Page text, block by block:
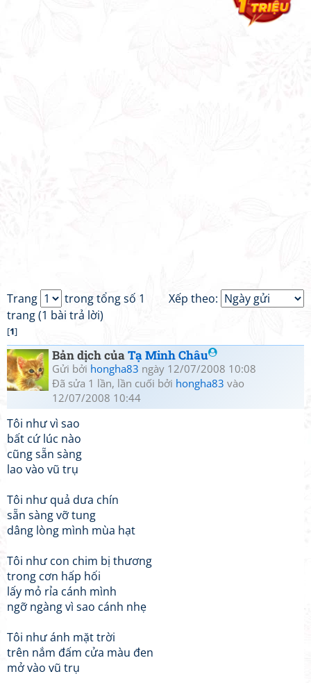
Xếp theo:
Trang
trong tổng số 1
trang (1 bài trả lời)
[1]
Bản dịch củaTạ Minh Châu
Gửi bởi hongha83 ngày 12/07/2008 10:08
Đã sửa 1 lần, lần cuối bởi hongha83 vào
12/07/2008 10:44
Tôi như vì sao
bất cứ lúc nào
cũng sẵn sàng
lao vào vũ trụ
Tôi như quả dưa chín
sẵn sàng vỡ tung
dâng lòng mình mùa hạt
Tôi như con chim bị thương
trong cơn hấp hối
lấy mỏ rỉa cánh mình
ngỡ ngàng vì sao cánh nhẹ
Tôi như ánh mặt trời
trên nắm đấm cửa màu đen
mở vào vũ trụ